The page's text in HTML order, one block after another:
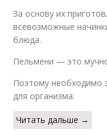
За основу их
всевозможные
блюда.
Пельмени — это
Поэтому необходимо
для организма.
Читать дальше →